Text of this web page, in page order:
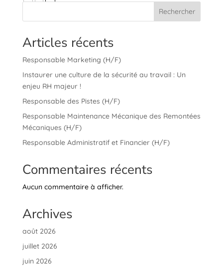
Rechercher
Articles récents
Responsable Marketing (H/F)
Instaurer une culture de la sécurité au travail : Un
enjeu RH majeur !
Responsable des Pistes (H/F)
Responsable Maintenance Mécanique des Remontées
Mécaniques (H/F)
Responsable Administratif et Financier (H/F)
Commentaires récents
Aucun commentaire à afficher.
Archives
août 2026
juillet 2026
juin 2026